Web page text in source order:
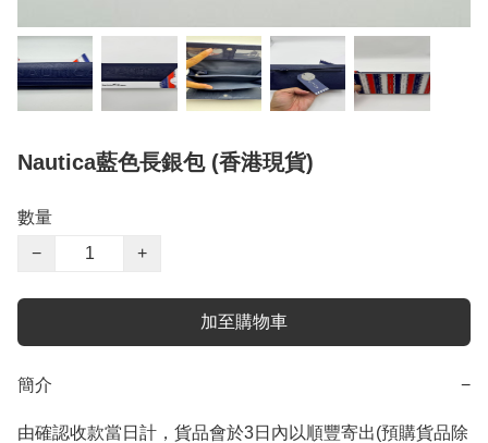
Nautica藍色長銀包 (香港現貨)
數量
−
+
加至購物車
簡介 −
由確認收款當日計，貨品會於3日內以順豐寄出(預購貨品除